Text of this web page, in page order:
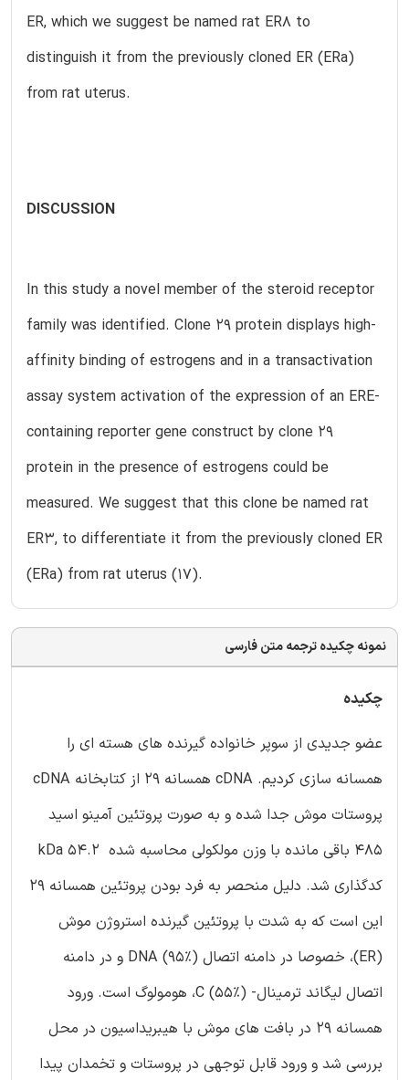
ER, which we suggest be named rat ER8 to
distinguish it from the previously cloned ER (ERa)
from rat uterus.
DISCUSSION
In this study a novel member of the steroid receptor
family was identified. Clone 29 protein displays high-
affinity binding of estrogens and in a transactivation
assay system activation of the expression of an ERE-
containing reporter gene construct by clone 29
protein in the presence of estrogens could be
measured. We suggest that this clone be named rat
ER3, to differentiate it from the previously cloned ER
(ERa) from rat uterus (17).
نمونه چکیده ترجمه متن فارسی
چکیده
عضو جدیدی از سوپر خانواده گیرنده های هسته ای را
همسانه سازی کردیم. cDNA همسانه 29 از کتابخانه cDNA
پروستات موش جدا شده و به صورت پروتئین آمینو اسید
485 باقی مانده با وزن مولکولی محاسبه شده kDa 54.2
کدگذاری شد. دلیل منحصر به فرد بودن پروتئین همسانه 29
این است که به شدت با پروتئین گیرنده استروژن موش
(ER)، خصوصا در دامنه اتصال DNA (95٪) و در دامنه
اتصال لیگاند ترمینال- C (55٪)، هومولوگ است. ورود
همسانه 29 در بافت های موش با هیبریداسیون در محل
بررسی شد و ورود قابل توجهی در پروستات و تخمدان پیدا